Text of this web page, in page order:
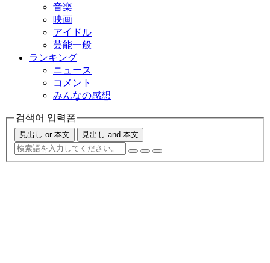
音楽
映画
アイドル
芸能一般
ランキング
ニュース
コメント
みんなの感想
검색어 입력폼
見出し or 本文 見出し and 本文